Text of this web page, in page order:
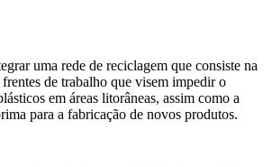
uma rede de reciclagem que consiste na
de trabalho que visem impedir o
em áreas litorâneas, assim como a
para a fabricação de novos produtos.